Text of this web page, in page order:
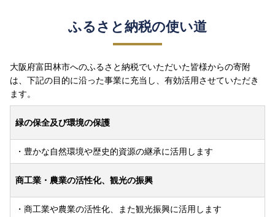
ふるさと納税の使い道
大阪府富田林市へのふるさと納税でいただいた皆様からの寄附
は、下記の目的に沿った事業に充当し、有効活用させていただき
ます。
緑の保全及び環境の保護
・豊かな自然環境や歴史的資源の継承に活用します
商工業・農業の活性化、観光の振興
・商工業や農業の活性化、また観光振興に活用します